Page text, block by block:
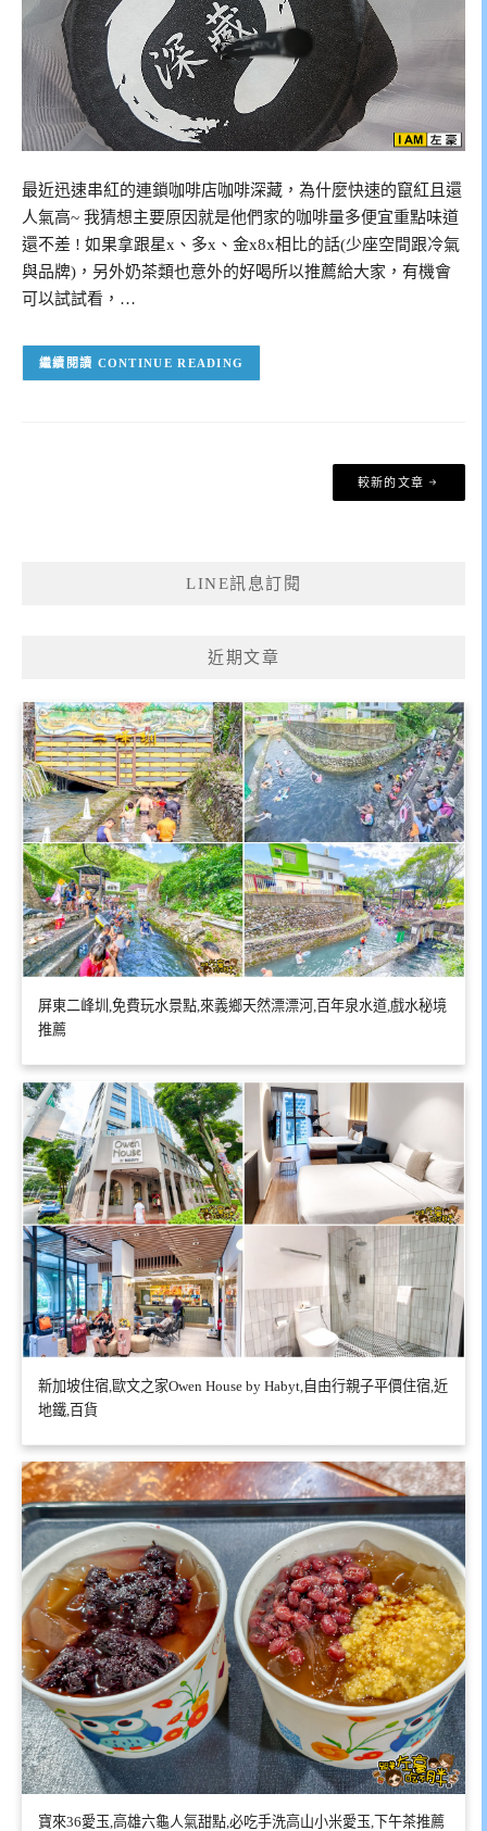
最近迅速串紅的連鎖咖啡店咖啡深藏，為什麼快速的竄紅且還
人氣高~ 我猜想主要原因就是他們家的咖啡量多便宜重點味道
還不差 ! 如果拿跟星x、多x、金x8x相比的話(少座空間跟冷氣
與品牌)，另外奶茶類也意外的好喝所以推薦給大家，有機會
可以試試看，…
CONTINUE READING
較新的文章
LINE訊息訂閱
近期文章
屏東二峰圳,免費玩水景點,來義鄉天然漂漂河,百年泉水道,戲水秘境
推薦
新加坡住宿,歐文之家Owen House by Habyt,自由行親子平價住宿,近
地鐵,百貨
寶來36愛玉,高雄六龜人氣甜點,必吃手洗高山小米愛玉,下午茶推薦